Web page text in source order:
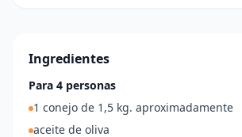
Ingredientes
Para 4 personas
1 conejo de 1,5 kg. aproximadamente
aceite de oliva